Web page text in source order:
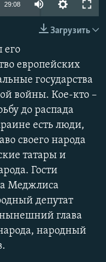
29:08
Загрузить
его
европейских
государства
войны. Кое-кто –
до распада
есть люди,
своего народа
татары и
Гости
Меджлиса
депутат
глава
народный